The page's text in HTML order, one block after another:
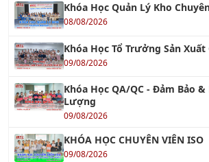
Khóa Học Quản Lý Kho
08/08/2026
Khóa Học Tổ Trưởng Sản
09/08/2026
Khóa Học QA/QC - Đảm Bảo
Lượng
09/08/2026
KHÓA HỌC CHUYÊN VIÊN ISO
09/08/2026